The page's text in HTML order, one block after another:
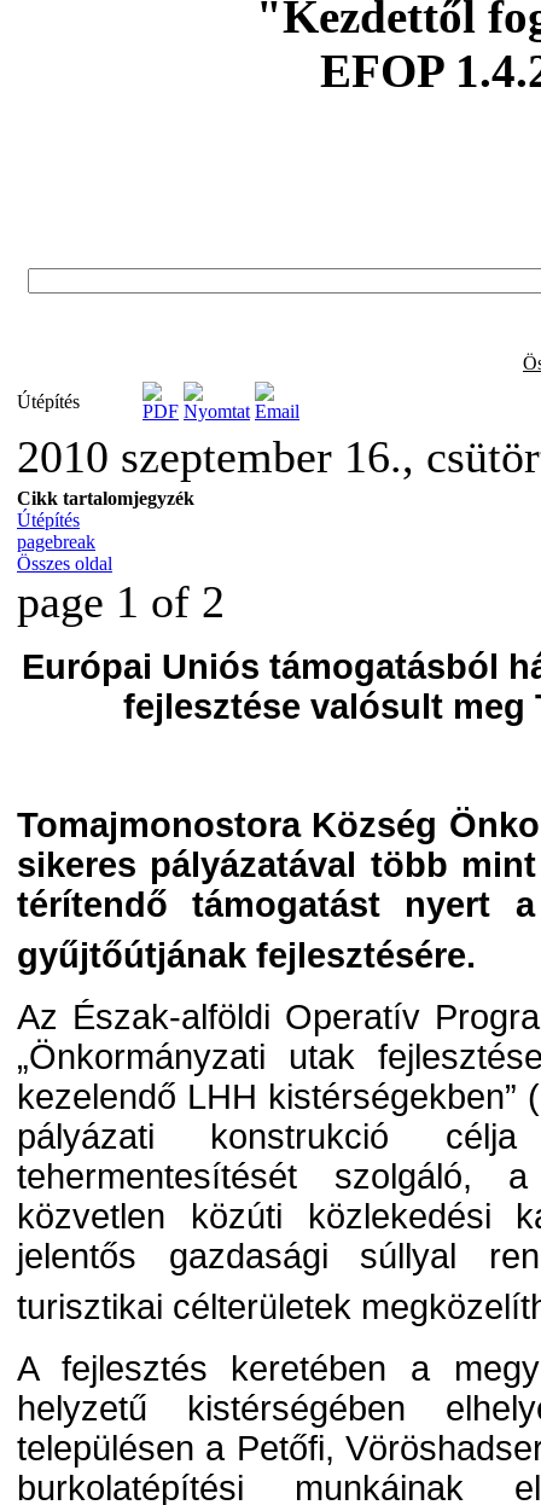
"Kezdettől
EFOP
Útépítés
2010 szeptember 16.,
Cikk tartalomjegyzék
Útépítés
pagebreak
Összes oldal
page 1 of 2
Európai Uniós támogatásból
fejlesztése valósult meg
Tomajmonostora Község
sikeres pályázatával több
térítendő támogatást nyert
gyűjtőútjának fejlesztésére.
Az Észak-alföldi Operatív
„Önkormányzati utak
kezelendő LHH kistérségekben”
pályázati konstrukció
tehermentesítését szolgáló, a
közvetlen közúti közlekedési
jelentős gazdasági súllyal
turisztikai célterületek
A fejlesztés keretében a
helyzetű kistérségében
településen a Petőfi,
burkolatépítési munkáinak